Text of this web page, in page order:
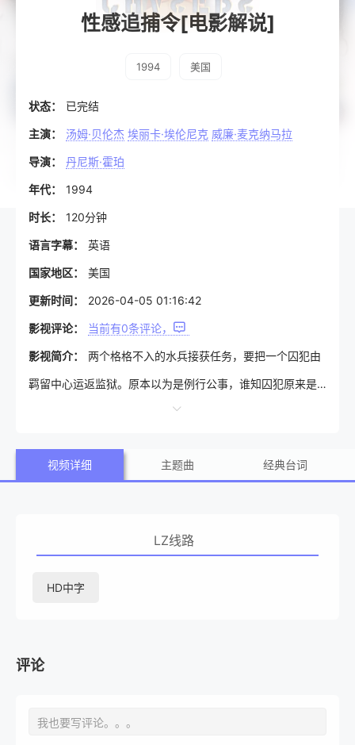
性感追捕令[电影解说]
1994 美国
状态： 已完结
主演： 汤姆·贝伦杰 埃丽卡·埃伦尼克 威廉·麦克纳马拉
导演： 丹尼斯·霍珀
年代： 1994
时长： 120分钟
语言字幕： 英语
国家地区： 美国
更新时间： 2026-04-05 01:16:42
影视评论： 当前有0条评论，
影视简介： 两个格格不入的水兵接获任务，要把一个囚犯由
羁留中心运返监狱。原本以为是例行公事，谁知囚犯原来是
个顽强的性感美女，不惜代价要逃走，甚至可以牺牲色相。
视频详细 主题曲 经典台词
LZ线路
HD中字
评论